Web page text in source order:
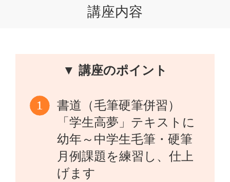
講座内容
▼ 講座のポイント
書道（毛筆硬筆併習）
「学生高夢」テキストに
幼年～中学生毛筆・硬筆
月例課題を練習し、仕上
げます